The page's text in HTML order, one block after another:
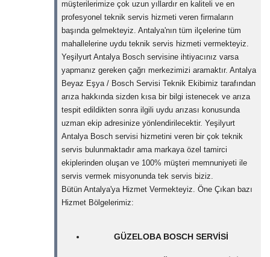
müşterilerimize çok uzun yıllardır en kaliteli ve en
profesyonel teknik servis hizmeti veren firmaların
başında gelmekteyiz. Antalya'nın tüm ilçelerine tüm
mahallelerine uydu teknik servis hizmeti vermekteyiz.
Yeşilyurt Antalya Bosch servisine ihtiyacınız varsa
yapmanız gereken çağrı merkezimizi aramaktır. Antalya
Beyaz Eşya / Bosch Servisi Teknik Ekibimiz tarafından
arıza hakkında sizden kısa bir bilgi istenecek ve arıza
tespit edildikten sonra ilgili uydu arızası konusunda
uzman ekip adresinize yönlendirilecektir. Yeşilyurt
Antalya Bosch servisi hizmetini veren bir çok teknik
servis bulunmaktadır ama markaya özel tamirci
ekiplerinden oluşan ve 100% müşteri memnuniyeti ile
servis vermek misyonunda tek servis biziz.
Bütün Antalya'ya Hizmet Vermekteyiz. Öne Çıkan bazı
Hizmet Bölgelerimiz:
GÜZELOBA BOSCH SERVISI